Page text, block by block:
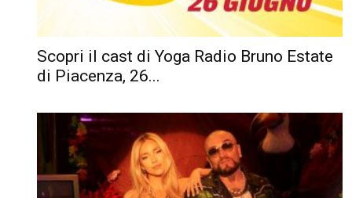
Scopri il cast di Yoga Radio Bruno Estate
di Piacenza, 26...